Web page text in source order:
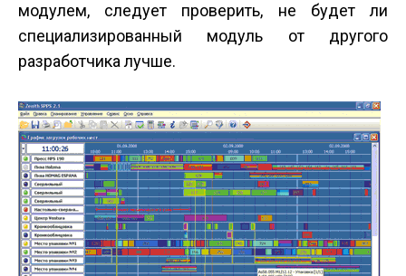
модулем, следует проверить, не будет ли
специализированный модуль от другого
разработчика лучше.